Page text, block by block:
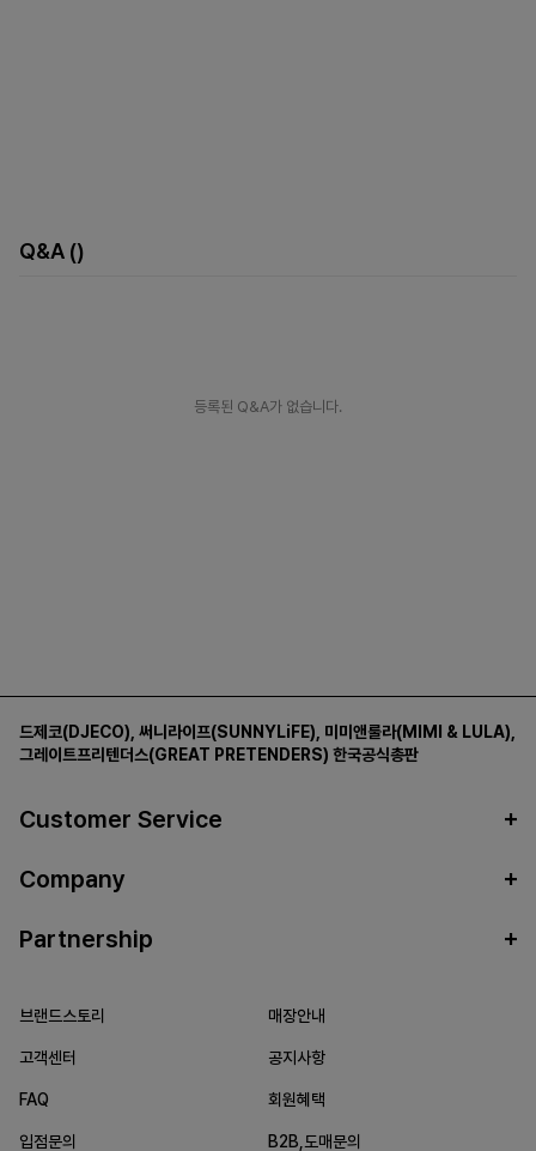
Q&A ()
등록된 Q&A가 없습니다.
드제코(DJECO) 써니라이프(SUNNYLiFE) 미미앤룰라(MIMI & LULA)
그레이트프리텐더스(GREAT PRETENDERS) 한국공식총판
Customer Service
Company
Partnership
브랜드스토리 매장안내
고객센터 공지사항
FAQ 회원혜택
입점문의 B2B,도매문의